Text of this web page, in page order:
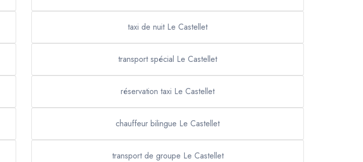
taxi de nuit Le Castellet
transport spécial Le Castellet
réservation taxi Le Castellet
chauffeur bilingue Le Castellet
transport de groupe Le Castellet